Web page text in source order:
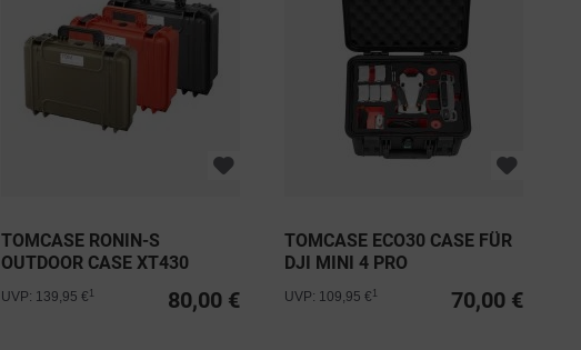
TOMCASE RONIN-S
OUTDOOR CASE XT430
80,00 €
UVP: 139,95 €
TOMCASE ECO30 CASE FÜR
DJI MINI 4 PRO
70,00 €
UVP: 109,95 €